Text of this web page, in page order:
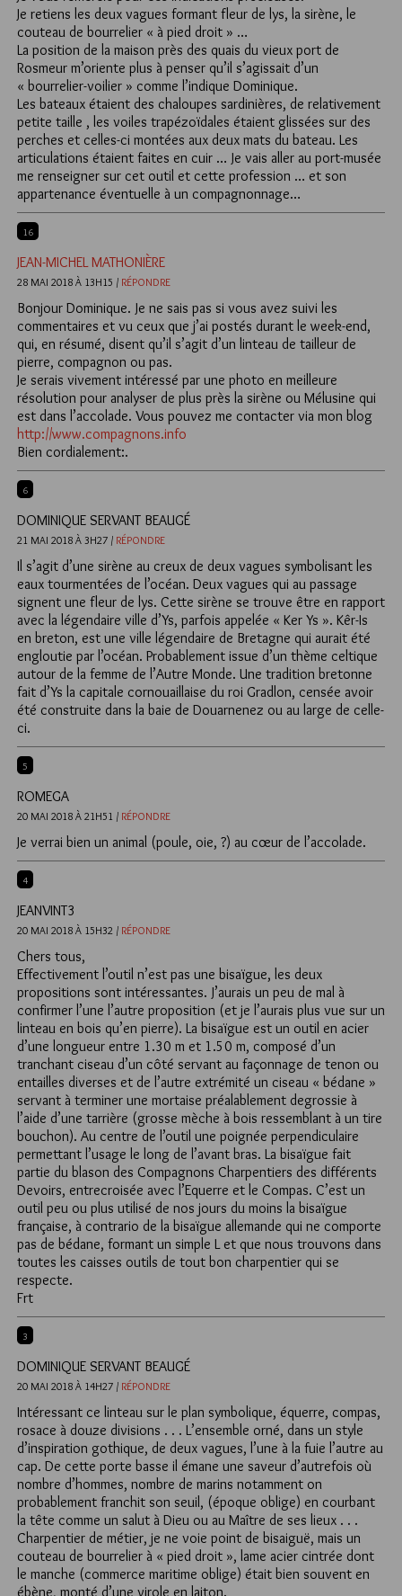
Je retiens les deux vagues formant fleur de lys, la sirène, le
couteau de bourrelier « à pied droit » …
La position de la maison près des quais du vieux port de
Rosmeur m’oriente plus à penser qu’il s’agissait d’un
« bourrelier-voilier » comme l’indique Dominique.
Les bateaux étaient des chaloupes sardinières, de relativement
petite taille , les voiles trapézoïdales étaient glissées sur des
perches et celles-ci montées aux deux mats du bateau. Les
articulations étaient faites en cuir … Je vais aller au port-musée
me renseigner sur cet outil et cette profession … et son
appartenance éventuelle à un compagnonnage…
16
JEAN-MICHEL MATHONIÈRE
28 MAI 2018 À 13H15 / RÉPONDRE
Bonjour Dominique. Je ne sais pas si vous avez suivi les
commentaires et vu ceux que j’ai postés durant le week-end,
qui, en résumé, disent qu’il s’agit d’un linteau de tailleur de
pierre, compagnon ou pas.
Je serais vivement intéressé par une photo en meilleure
résolution pour analyser de plus près la sirène ou Mélusine qui
est dans l’accolade. Vous pouvez me contacter via mon blog
http://www.compagnons.info
Bien cordialement:.
6
DOMINIQUE SERVANT BEAUGÉ
21 MAI 2018 À 3H27 / RÉPONDRE
Il s’agit d’une sirène au creux de deux vagues symbolisant les
eaux tourmentées de l’océan. Deux vagues qui au passage
signent une fleur de lys. Cette sirène se trouve être en rapport
avec la légendaire ville d’Ys, parfois appelée « Ker Ys ». Kêr-Is
en breton, est une ville légendaire de Bretagne qui aurait été
engloutie par l’océan. Probablement issue d’un thème celtique
autour de la femme de l’Autre Monde. Une tradition bretonne
fait d’Ys la capitale cornouaillaise du roi Gradlon, censée avoir
été construite dans la baie de Douarnenez ou au large de celle-
ci.
5
ROMEGA
20 MAI 2018 À 21H51 / RÉPONDRE
Je verrai bien un animal (poule, oie, ?) au cœur de l’accolade.
4
JEANVINT3
20 MAI 2018 À 15H32 / RÉPONDRE
Chers tous,
Effectivement l’outil n’est pas une bisaïgue, les deux
propositions sont intéressantes. J’aurais un peu de mal à
confirmer l’une l’autre proposition (et je l’aurais plus vue sur un
linteau en bois qu’en pierre). La bisaïgue est un outil en acier
d’une longueur entre 1.30 m et 1.50 m, composé d’un
tranchant ciseau d’un côté servant au façonnage de tenon ou
entailles diverses et de l’autre extrémité un ciseau « bédane »
servant à terminer une mortaise préalablement degrossie à
l’aide d’une tarrière (grosse mèche à bois ressemblant à un tire
bouchon). Au centre de l’outil une poignée perpendiculaire
permettant l’usage le long de l’avant bras. La bisaïgue fait
partie du blason des Compagnons Charpentiers des différents
Devoirs, entrecroisée avec l’Equerre et le Compas. C’est un
outil peu ou plus utilisé de nos jours du moins la bisaïgue
française, à contrario de la bisaïgue allemande qui ne comporte
pas de bédane, formant un simple L et que nous trouvons dans
toutes les caisses outils de tout bon charpentier qui se
respecte.
Frt
3
DOMINIQUE SERVANT BEAUGÉ
20 MAI 2018 À 14H27 / RÉPONDRE
Intéressant ce linteau sur le plan symbolique, équerre, compas,
rosace à douze divisions . . . L’ensemble orné, dans un style
d’inspiration gothique, de deux vagues, l’une à la fuie l’autre au
cap. De cette porte basse il émane une saveur d’autrefois où
nombre d’hommes, nombre de marins notamment on
probablement franchit son seuil, (époque oblige) en courbant
la tête comme un salut à Dieu ou au Maître de ses lieux . . .
Charpentier de métier, je ne voie point de bisaiguë, mais un
couteau de bourrelier à « pied droit », lame acier cintrée dont
le manche (commerce maritime oblige) était bien souvent en
ébène, monté d’une virole en laiton.